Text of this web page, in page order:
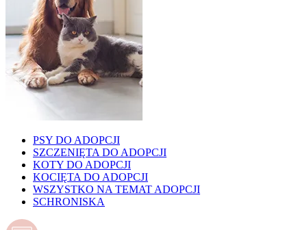
PSY DO ADOPCJI
SZCZENIĘTA DO ADOPCJI
KOTY DO ADOPCJI
KOCIĘTA DO ADOPCJI
WSZYSTKO NA TEMAT ADOPCJI
SCHRONISKA